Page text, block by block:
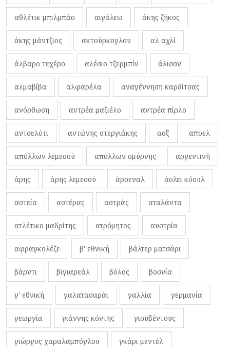
αθλέτικ μπιλμπάο αιγάλεω άκης ζήκος
άκης μάντζιος ακτούρκογλου αλ αχλί
άλβαρο τεχέρο αλέσιο τζερμπίν άλισον
αλμαβίβα αλφαρέλα αναγέννηση καρδίτσας
ανόρθωση αντρέα μαζιέλο αντρέα πίρλο
αντσελότι αντώνης στεργιάκης αοξ αποελ
απόλλων λεμεσού απόλλων σμύρνης αργεντινή
άρης άρης λεμεσού άρσεναλ άσλει κόουλ
αστεία αστέρας αστράς αταλάντα
ατλέτικο μαδρίτης ατρόμητος αυστρία
αφραγκολέζε β' εθνική βάλτερ ματσάρι
βάρντι βιγιαρεάλ βόλος βοσνία
γ' εθνική γαλατασαράι γαλλία γερμανία
γεωργία γιάννης κόντης γιουβέντους
γιώργος χαραλαμπόγλου γκάρι μεντέλ